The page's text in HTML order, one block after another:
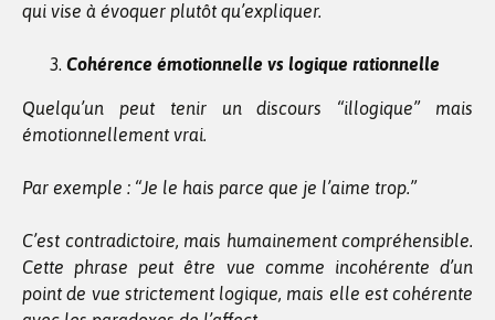
qui vise à évoquer plutôt qu’expliquer.
Cohérence émotionnelle vs logique rationnelle
Quelqu’un peut tenir un discours “illogique” mais
émotionnellement vrai.
Par exemple : “Je le hais parce que je l’aime trop.”
C’est contradictoire, mais humainement compréhensible.
Cette phrase peut être vue comme incohérente d’un
point de vue strictement logique, mais elle est cohérente